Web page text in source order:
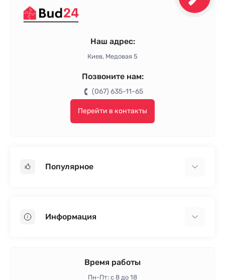
Наш адрес:
Киев, Медовая 5
Позвоните нам:
(067) 635-11-65
Перейти в контакты
Популярное
Пенопласт
Информация
Время работы
Пн-Пт: с 8 до 18